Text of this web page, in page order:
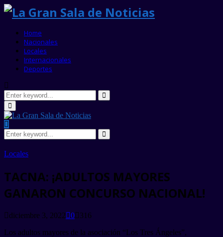
Home
Nacionales
Locales
Internacionales
Deportes
Search
for:
Search
Primary
Menu
Search
for:
Search
Locales
TACNA: ¡ADULTOS MAYORES
GANARON CONCURSO NACIONAL!
diciembre 3, 2022 0
316
Los adultos mayores de la asociación “Los Tres Ángeles”,